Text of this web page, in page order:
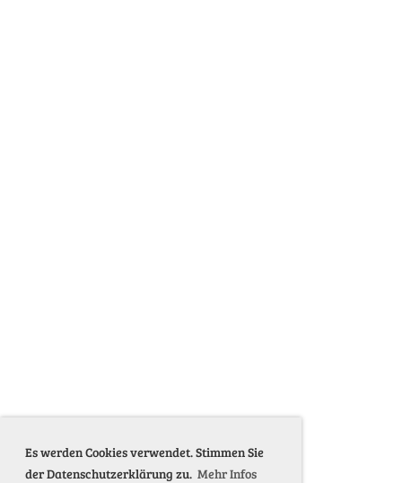
Es werden Cookies verwendet. Stimmen Sie
der Datenschutzerklärung zu. Mehr Infos